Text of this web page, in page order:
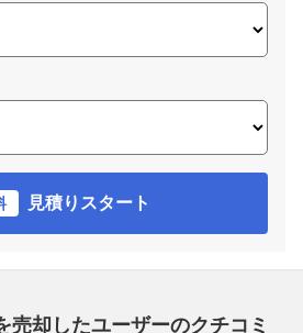
見積りスタート
売却したユーザーのクチコミ